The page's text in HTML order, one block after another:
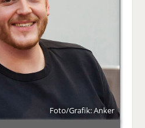
Foto/Grafik: Anker